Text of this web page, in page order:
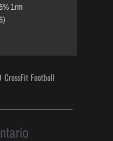
1rm
CrossFit Football